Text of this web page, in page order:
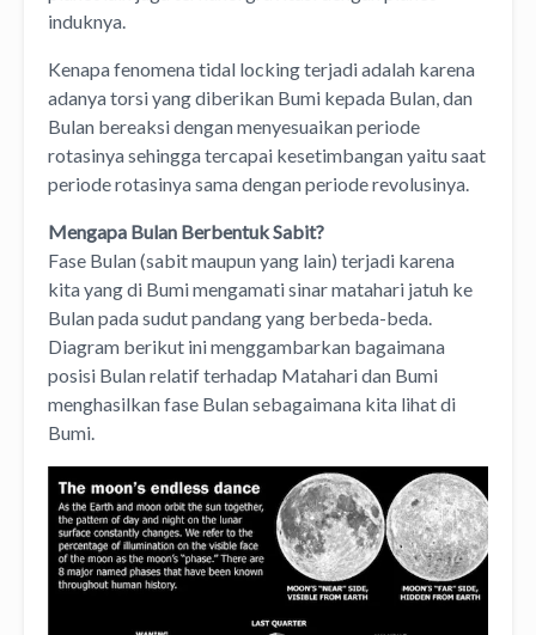
induknya.
Kenapa fenomena tidal locking terjadi adalah karena
adanya torsi yang diberikan Bumi kepada Bulan, dan
Bulan bereaksi dengan menyesuaikan periode
rotasinya sehingga tercapai kesetimbangan yaitu saat
periode rotasinya sama dengan periode revolusinya.
Mengapa Bulan Berbentuk Sabit?
Fase Bulan (sabit maupun yang lain) terjadi karena
kita yang di Bumi mengamati sinar matahari jatuh ke
Bulan pada sudut pandang yang berbeda-beda.
Diagram berikut ini menggambarkan bagaimana
posisi Bulan relatif terhadap Matahari dan Bumi
menghasilkan fase Bulan sebagaimana kita lihat di
Bumi.